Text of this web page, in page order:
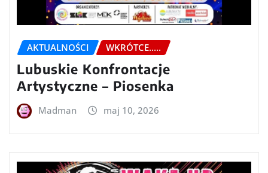
AKTUALNOŚCI WKRÓTCE.....
Lubuskie Konfrontacje
Artystyczne – Piosenka
Madman maj 10, 2026